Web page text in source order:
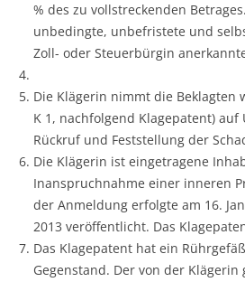
% des zu vollstreckenden
unbedingte, unbefristete und
Zoll- oder Steuerbürgin
Die Klägerin nimmt die Beklagten
K 1, nachfolgend Klagepatent)
Rückruf und Feststellung der
Die Klägerin ist eingetragene
Inanspruchnahme einer inneren
der Anmeldung erfolgte am 16.
2013 veröffentlicht. Das
Das Klagepatent hat ein
Gegenstand. Der von der